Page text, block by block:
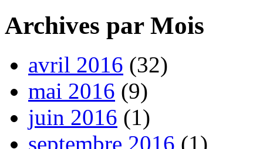
Archives par Mois
avril 2016 (32)
mai 2016 (9)
juin 2016 (1)
septembre 2016 (1)